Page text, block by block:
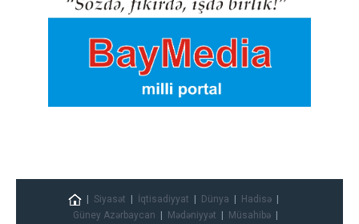
Siyasət İqtisadiyyat Dünya
Hadisə
Güney Azərbaycan
Mədəniyyət Müsahibə